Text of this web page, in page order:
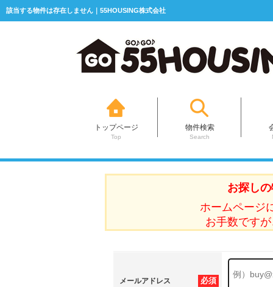
該当する物件は存在しません｜55HOUSING株式会社
トップページ
Top
物件検索
Search
お探し
ホームページ
お手数です
必須
メールアドレス